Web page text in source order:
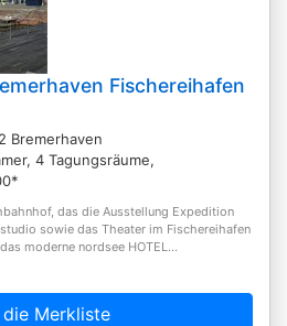
Fischereihafen
Bremerhaven
4 Tagungsräume,
das die Ausstellung Expedition
sowie das Theater im Fischereihafen
moderne nordsee HOTEL...
Merkliste